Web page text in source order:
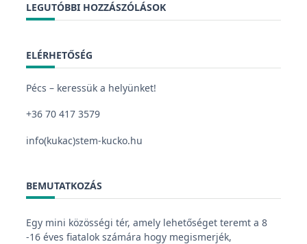
LEGUTÓBBI HOZZÁSZÓLÁSOK
ELÉRHETŐSÉG
Pécs – keressük a helyünket!
+36 70 417 3579
info(kukac)stem-kucko.hu
BEMUTATKOZÁS
Egy mini közösségi tér, amely lehetőséget teremt a 8
-16 éves fiatalok számára hogy megismerjék,